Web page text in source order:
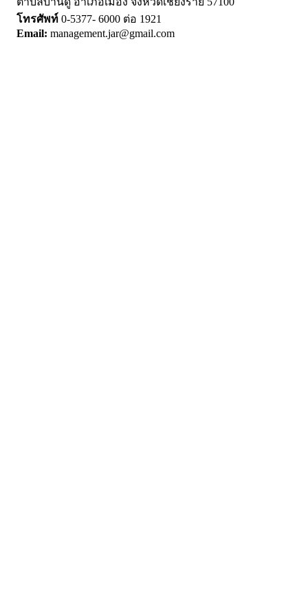
โทรศัพท์ 0-5377- 6000 ต่อ 1921
Email: management.jar@gmail.com